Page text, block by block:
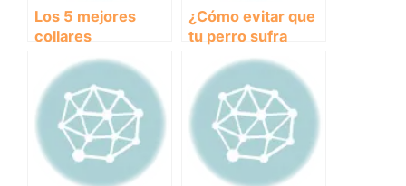
Los 5 mejores
collares
antiparasitarios
para perros en el
2020: encuentra
el más efectivo y
seguro para
proteger a tu
mascota.
¿Cómo evitar que
tu perro sufra
calambres con el
collar adecuado?